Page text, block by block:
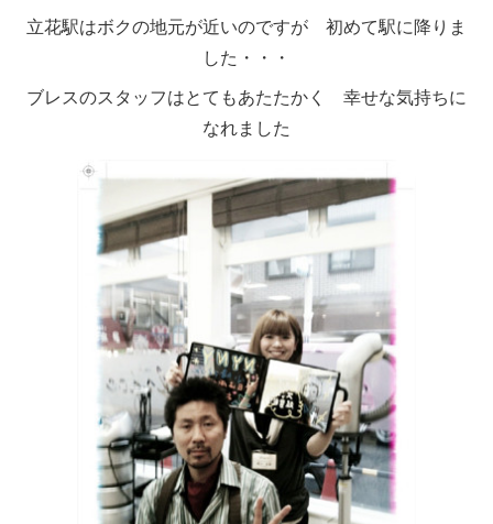
立花駅はボクの地元が近いのですが 初めて駅に降りま
した・・・
ブレスのスタッフはとてもあたたかく 幸せな気持ちに
なれました